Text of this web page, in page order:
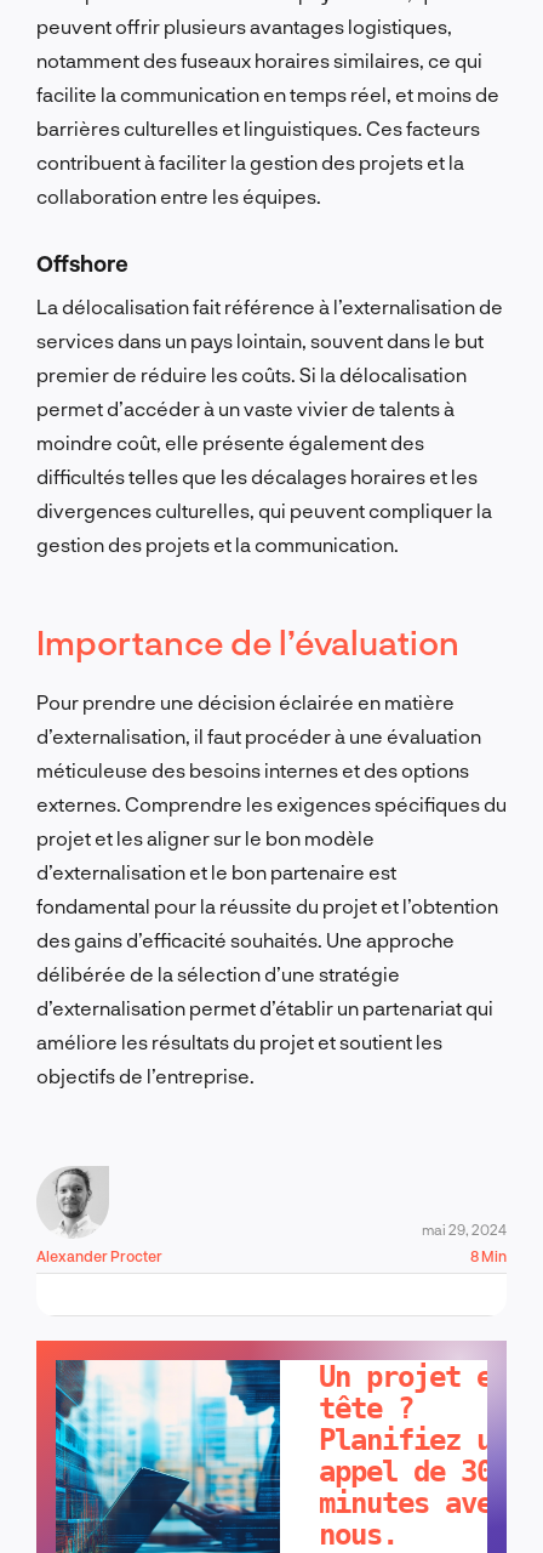
peuvent offrir plusieurs avantages logistiques,
notamment des fuseaux horaires similaires, ce qui
facilite la communication en temps réel, et moins de
barrières culturelles et linguistiques. Ces facteurs
contribuent à faciliter la gestion des projets et la
collaboration entre les équipes.
Offshore
La délocalisation fait référence à l’externalisation de
services dans un pays lointain, souvent dans le but
premier de réduire les coûts. Si la délocalisation
permet d’accéder à un vaste vivier de talents à
moindre coût, elle présente également des
difficultés telles que les décalages horaires et les
divergences culturelles, qui peuvent compliquer la
gestion des projets et la communication.
Importance de l’évaluation
Pour prendre une décision éclairée en matière
d’externalisation, il faut procéder à une évaluation
méticuleuse des besoins internes et des options
externes. Comprendre les exigences spécifiques du
projet et les aligner sur le bon modèle
d’externalisation et le bon partenaire est
fondamental pour la réussite du projet et l’obtention
des gains d’efficacité souhaités. Une approche
délibérée de la sélection d’une stratégie
d’externalisation permet d’établir un partenariat qui
améliore les résultats du projet et soutient les
objectifs de l’entreprise.
Alexander Procter
mai 29, 2024
8 Min
Un projet en
tête ?
Planifiez un
appel de 30
minutes avec
nous.